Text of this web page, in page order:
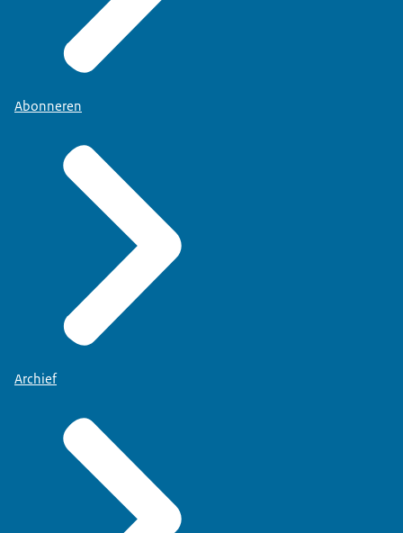
Abonneren
Archief